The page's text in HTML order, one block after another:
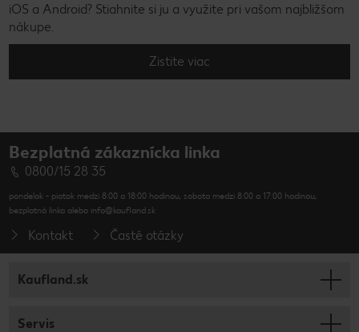
iOS a Android? Stiahnite si ju a využite pri vašom najbližšom
nákupe.
Zistite viac
Bezplatná zákaznícka linka
0800/15 28 35
pondelok - piatok medzi 8:00 a 18:00 hodinou, sobota medzi 8:00 a 17:00 hodinou,
bezplatná linka alebo info@kaufland.sk
Kontakt Časté otázky
Kaufland.sk
Servis